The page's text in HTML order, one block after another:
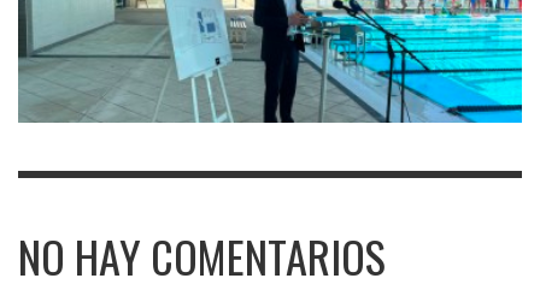
NO HAY COMENTARIOS